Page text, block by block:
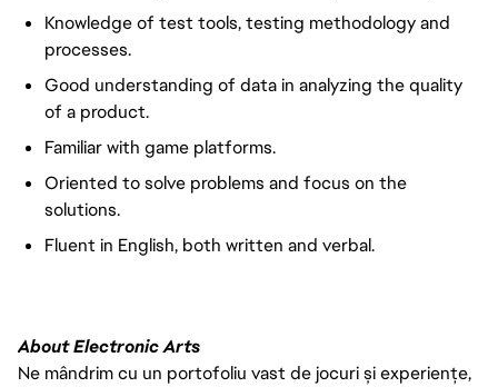
Knowledge of test tools, testing methodology and
processes.
Good understanding of data in analyzing the quality
of a product.
Familiar with game platforms.
Oriented to solve problems and focus on the
solutions.
Fluent in English, both written and verbal.
About Electronic Arts
Ne mândrim cu un portofoliu vast de jocuri și experiențe,